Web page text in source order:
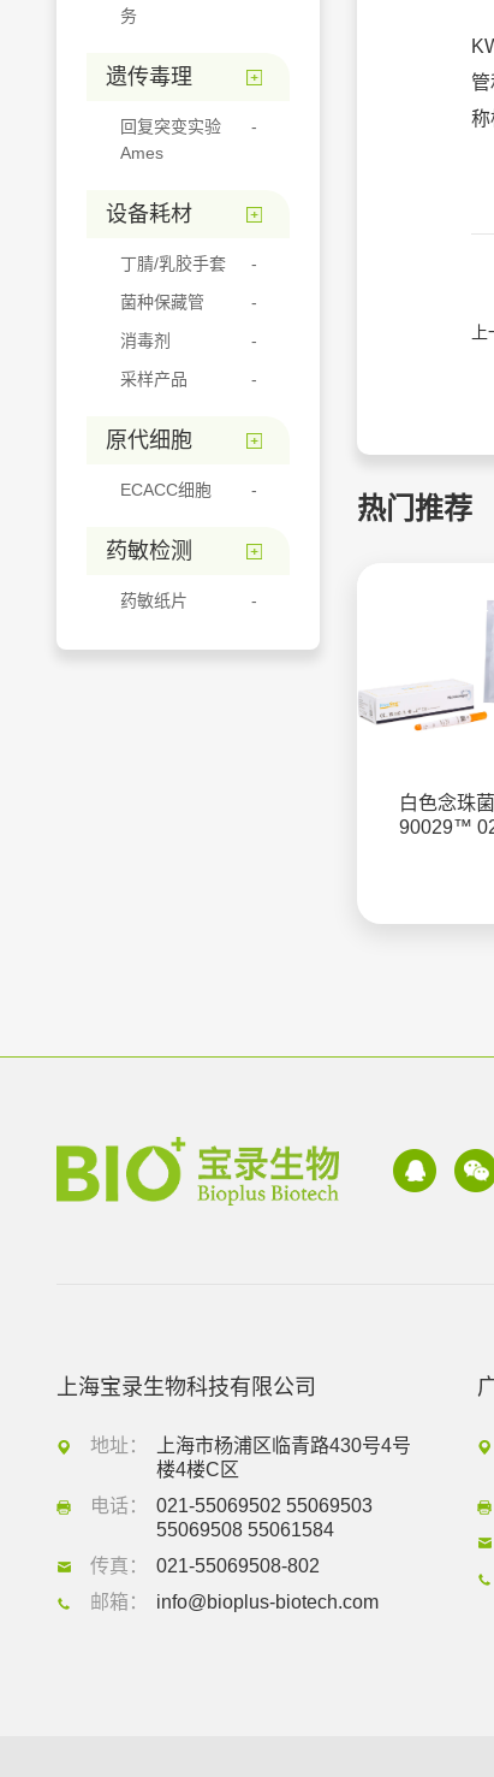
务
遗传毒理
回复突变实验
Ames
设备耗材
丁腈/乳胶手套
菌种保藏管
消毒剂
采样产品
原代细胞
ECACC细胞
药敏检测
药敏纸片
称
热门推荐
白色念珠
90029™
上海宝录生物科技有限公司
地址：
上海市杨浦区临青路430号4号
楼4楼C区
电话：
021-55069502 55069503
55069508 55061584
传真：
021-55069508-802
邮箱：
info@bioplus-biotech.com